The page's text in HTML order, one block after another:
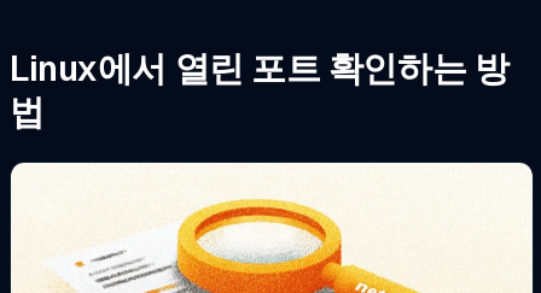
Linux에서 열린 포트 확인하는 방
법